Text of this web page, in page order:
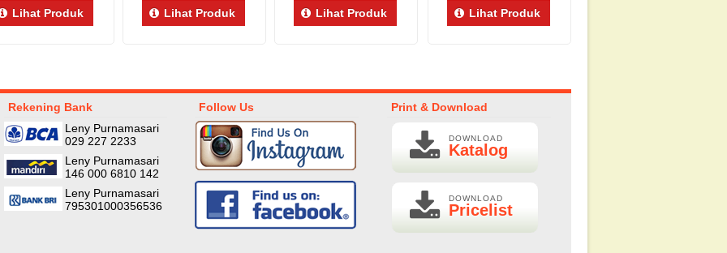
Lihat Produk Lihat Produk Lihat Produk Lihat Produk
Rekening Bank
Leny Purnamasari
029 227 2233
Leny Purnamasari
146 000 6810 142
Leny Purnamasari
795301000356536
Follow Us Print & Download
DOWNLOAD
Katalog
DOWNLOAD
Pricelist